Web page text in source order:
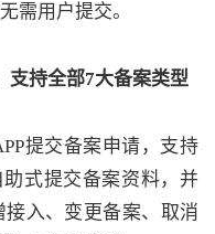
需用户提交。
支持全部7大备案类型
提交备案申请，支持
式提交备案资料，并
入、变更备案、取消